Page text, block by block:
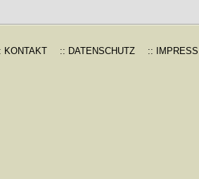
KONTAKT :: DATENSCHUTZ ::